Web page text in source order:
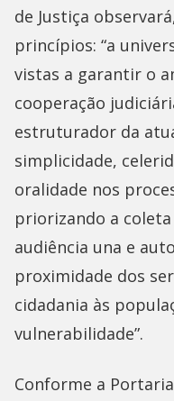
de Justiça
princípios: “a
vistas a garantir o
cooperação
estruturador da
simplicidade,
oralidade nos
priorizando a
audiência una e
proximidade dos
cidadania às
vulnerabilidade”.
Conforme a